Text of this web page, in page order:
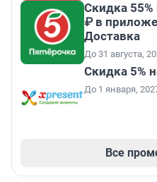
Скидка 55%
₽ в
Доставка
До 31 августа,
Скидка 5%
До 1 января,
Все